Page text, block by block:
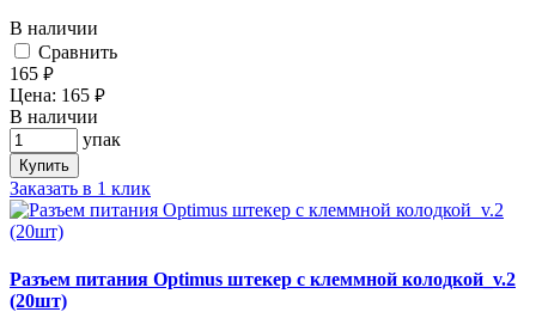
В наличии
Cравнить
165 руб.
Цена: 165 руб.
В наличии
упак
Купить
Заказать в 1 клик
Разъем питания Optimus штекер с клеммной колодкой_v.2
(20шт)